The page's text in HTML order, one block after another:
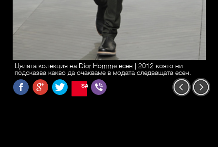
Цялата колекция на Dior Homme есен | 2012 която ни
подсказва какво да очакваме в модата следващата есен.
SAVE